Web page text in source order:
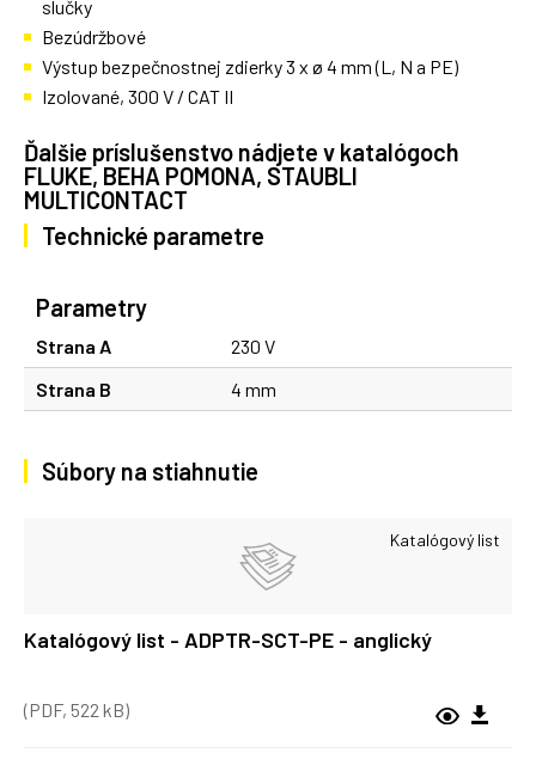
slučky
Bezúdržbové
Výstup bezpečnostnej zdierky 3 x ø 4 mm (L, N a PE)
Izolované, 300 V / CAT II
Ďalšie príslušenstvo nádjete v katalógoch
FLUKE, BEHA POMONA, STAUBLI
MULTICONTACT
Technické parametre
Parametry
Strana A
230 V
Strana B
4 mm
Súbory na stiahnutie
Katalógový list
Katalógový list - ADPTR-SCT-PE - anglický
(PDF, 522 kB)